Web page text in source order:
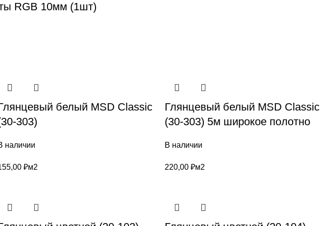
RGB 10мм (1шт)
белый MSD Classic
303)
наличии
₽м2
Глянцевый белый MSD Classic
(30-303) 5м широкое полотно
В наличии
220,00 ₽м2